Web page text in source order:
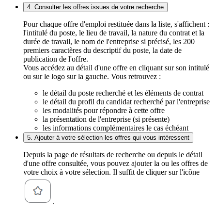
4. Consulter les offres issues de votre recherche
Pour chaque offre d'emploi restituée dans la liste, s'affichent :
l'intitulé du poste, le lieu de travail, la nature du contrat et la
durée de travail, le nom de l'entreprise si précisé, les 200
premiers caractères du descriptif du poste, la date de
publication de l'offre.
Vous accédez au détail d'une offre en cliquant sur son intitulé
ou sur le logo sur la gauche. Vous retrouvez :
le détail du poste recherché et les éléments de contrat
le détail du profil du candidat recherché par l'entreprise
les modalités pour répondre à cette offre
la présentation de l'entreprise (si présente)
les informations complémentaires le cas échéant
5. Ajouter à votre sélection les offres qui vous intéressent
Depuis la page de résultats de recherche ou depuis le détail
d'une offre consultée, vous pouvez ajouter la ou les offres de
votre choix à votre sélection. Il suffit de cliquer sur l'icône
.